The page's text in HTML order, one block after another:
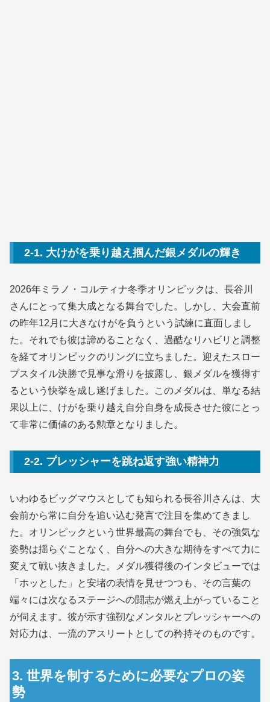
2-1. 大けがを乗り越え掴んだ銀メダルの輝き
2026年ミラノ・コルティナ冬季オリンピックは、長谷川
さんにとって集大成となる舞台でした。
しかし、大会直前
の昨年12月に大きなけがを負うという試練に直面しまし
た。 それでも彼は諦めることなく、過酷なリハビリと調整
を経てオリンピックのリングに立ちました。 迎えたスロー
プスタイル決勝で見事な滑りを披露し、銀メダルを獲得す
るという快挙を成し遂げました。
このメダルは、単なる結
果以上に、けがを乗り越え自分自身を成長させた彼にとっ
て非常に価値のある勲章となりました。
2-2. プレッシャーを跳ね返す強い精神力
いわゆるビッグマウスとしても知られる長谷川さんは、大
会前から常に自分を追い込む発言で注目を集めてきまし
た。 オリンピックという世界最高の舞台でも、その強気な
姿勢は揺らぐことなく、自分への大きな期待をすべて力に
変えて戦い抜きました。
メダル獲得後のインタビューでは
「ホッとした」と安堵の表情を見せつつも、その言葉の
端々には次なるステージへの闘志が燃え上がっていること
が伺えます。 彼が示す強靭なメンタルとプレッシャーへの
対応力は、一流のアスリートとしての矜持そのものです。
3. 世界を制するために必要なプロの姿
勢